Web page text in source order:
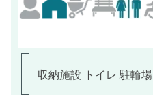
収納施設 トイレ 駐輪場